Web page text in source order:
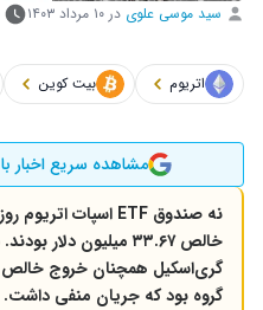
سید موسی علوی در ۱۰ مرداد ۱۴۰۳
اتریوم بیت کوین
مشاهده سریع اخبار
نه صندوق ETF اسپات اتریوم
خالص ۳۳.۶۷ میلیون دلار بودند. با این حال،
گری‌اسکیل همچنان خروج خالص
گروه بود که جریان منفی داشت.